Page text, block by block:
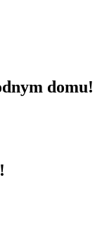
domu!